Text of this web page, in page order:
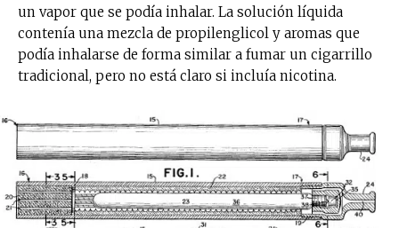
un vapor que se podía inhalar. La solución líquida
contenía una mezcla de propilenglicol y aromas que
podía inhalarse de forma similar a fumar un cigarrillo
tradicional, pero no está claro si incluía nicotina.